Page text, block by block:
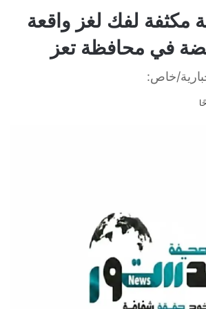
مكثفة لفك لغز واقعة
في محافظة تعز
خاص: